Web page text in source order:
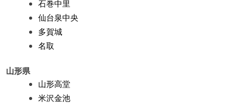
石巻中里
仙台泉中央
多賀城
名取
山形県
山形高堂
米沢金池